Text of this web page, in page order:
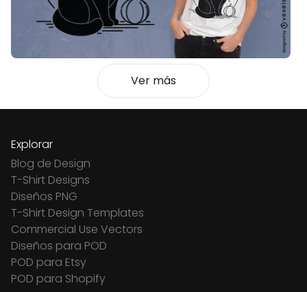
Ver más
Explorar
Blog de Design
T-Shirt Designs
Diseños PNG
T-Shirt Design Templates
Commercial Use Vectors
Diseños para POD
POD para Etsy
POD para Shopify